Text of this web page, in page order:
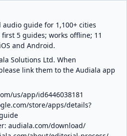
guide for 1,100+ cities
5 guides; works offline; 11
and Android.
Solutions Ltd. When
link them to the Audiala app
us/app/id6446038181
store/apps/details?
audiala.com/download/